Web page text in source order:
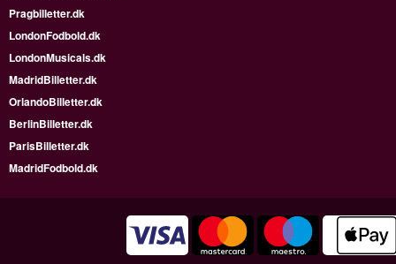
Pragbilletter.dk
LondonFodbold.dk
LondonMusicals.dk
MadridBilletter.dk
OrlandoBilletter.dk
BerlinBilletter.dk
ParisBilletter.dk
MadridFodbold.dk